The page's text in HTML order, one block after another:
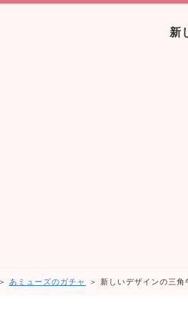
新
あミューズのガチャ ＞ 新しいデザインの三